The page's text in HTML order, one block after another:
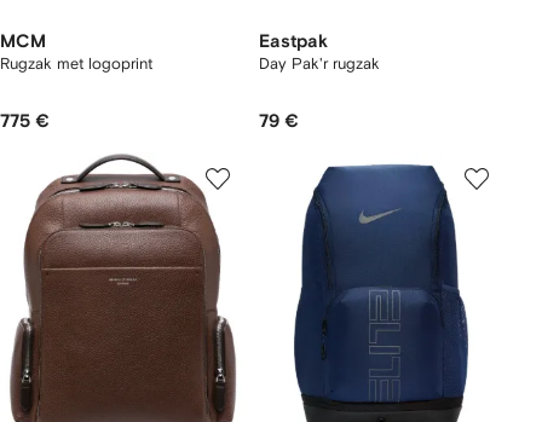
MCM
Rugzak met logoprint
775 €
Eastpak
Day Pak'r rugzak
79 €